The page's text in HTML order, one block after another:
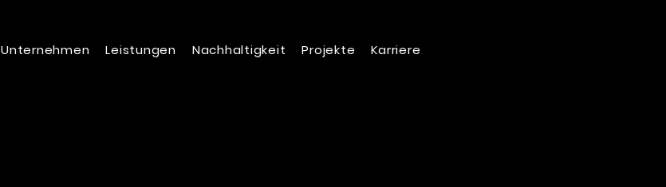
Unternehmen Leistungen Nachhaltigkeit Projekte Karriere